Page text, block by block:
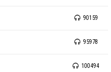
90159
95978
100494